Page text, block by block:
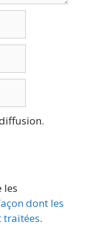
les
dont les
traitées.